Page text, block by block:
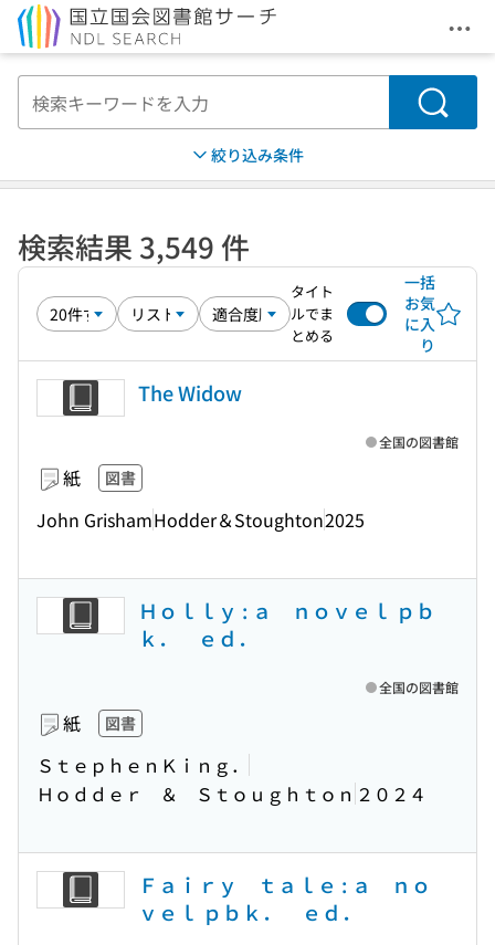
メ
検索
絞り込み条件
検索結果 3,549 件
タイト
ルでま
とめる
一括
お気
に入
り
The Widow
紙 図書
John GrishamHodder＆Stoughton2025
全国の図書館
Ｈｏｌｌｙ : ａ ｎｏｖｅｌ ｐｂ
ｋ． ｅｄ．
紙 図書
ＳｔｅｐｈｅｎＫｉｎｇ．
Ｈｏｄｄｅｒ ＆ Ｓｔｏｕｇｈｔｏｎ ２０２４
全国の図書館
Ｆａｉｒｙ ｔａｌｅ : ａ ｎｏ
ｖｅｌ ｐｂｋ． ｅｄ．